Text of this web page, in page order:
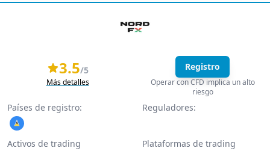
3.5/5
Más detalles
Registro
Operar con CFD implica un alto
riesgo
Países de registro: Reguladores:
Activos de trading
Plataformas de trading